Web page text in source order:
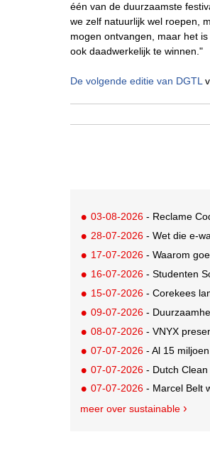
één van de duurzaamste
we zelf natuurlijk wel roepen,
mogen ontvangen, maar het
ook daadwerkelijk te winnen."
De volgende editie van DGTL
03-08-2026 - Reclame
28-07-2026 - Wet die e-
17-07-2026 - Waarom
16-07-2026 - Studenten
15-07-2026 - Corekees
09-07-2026 -
08-07-2026 - VNYX
07-07-2026 - Al 15
07-07-2026 - Dutch
07-07-2026 - Marcel Belt
meer over sustainable